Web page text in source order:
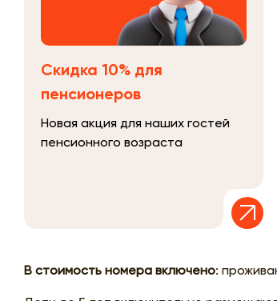
Скидка 10% для
пенсионеров
Новая акция для наших гостей
пенсионного возраста
В стоимость номера включено: